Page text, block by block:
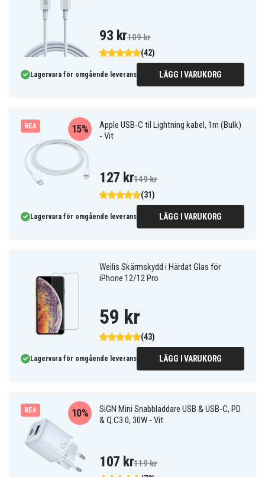
(42)
93 kr109 kr
Lagervara för omgående leverans LÄGG I VARUKORG
REA
Apple USB-C til Lightning kabel, 1m (Bulk)
- Vit
(31)
15%
127 kr149 kr
Lagervara för omgående leverans LÄGG I VARUKORG
Weilis Skärmskydd i Härdat Glas för
iPhone 12/12 Pro
(43)
59 kr
Lagervara för omgående leverans LÄGG I VARUKORG
REA
SiGN Mini Snabbladdare USB & USB-C, PD
& Q.C3.0, 30W - Vit
10%
107 kr119 kr